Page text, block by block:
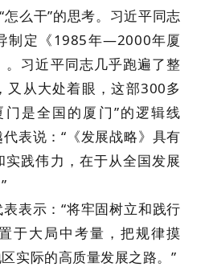
怎么干”的思考。习近平同志
制定《1985年—2000年厦
习近平同志几乎跑遍了整
又从大处着眼，这部300多
是全国的厦门”的逻辑线
表说：“《发展战略》具有
践伟力，在于从全国发展
表示：“将牢固树立和践行
于大局中考量，把规律摸
实际的高质量发展之路。”